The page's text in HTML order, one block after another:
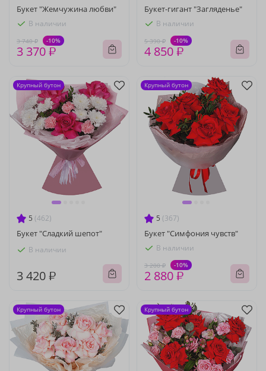
Букет "Жемчужина любви"
В наличии
3 740 ₽ -10%
3 370 ₽
Букет-гигант "Загляденье"
В наличии
5 390 ₽ -10%
4 850 ₽
5 (462)
Букет "Сладкий шепот"
В наличии
3 420 ₽
Крупный бутон
5 (367)
Букет "Симфония чувств"
В наличии
3 200 ₽ -10%
2 880 ₽
Крупный бутон
Крупный бутон Крупный бутон